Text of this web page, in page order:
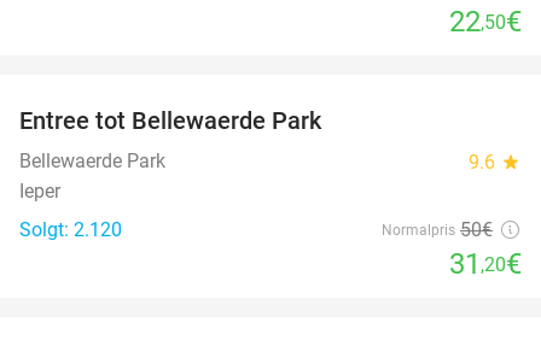
22,50€
Entree tot Bellewaerde Park
Bellewaerde Park 9.6 star
Ieper
Solgt: 2.120
Normalpris 50€
31 ,20€